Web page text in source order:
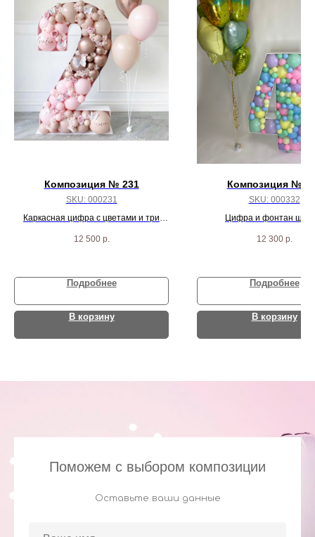
Композиция № 231
SKU: 000231
Каркасная цифра с цветами и три
12 500 р.
Подробнее
В корзину
Композиция №
SKU: 000332
Цифра и фонтан
12 300 р.
Подробнее
В корзину
Поможем с выбором композиции
Оставьте ваши данные